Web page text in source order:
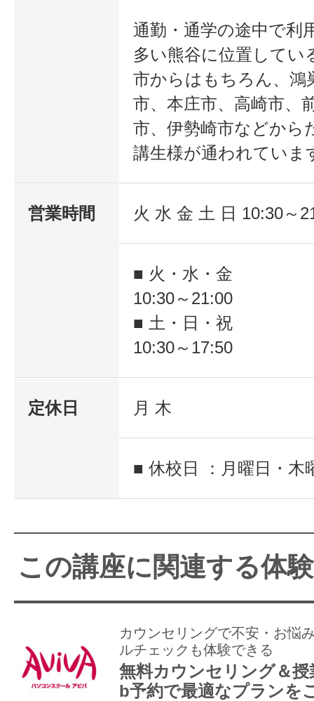
通勤・通学の途中で利
多い熊谷に位置してい
市からはもちろん、鴻
市、本庄市、高崎市、
市、伊勢崎市などから
講生様が通われていま
営業時間 火 水 金 土 日 10:30～
■ 火・水・金
10:30～21:00
■ 土・日・祝
10:30～17:50
定休日 月 木
■ 休校日 ：月曜日・木
この講座に関連する体
カウンセリングで不安・お悩
ルチェックも体験できる
無料カウンセリング＆授
b予約で最適なプランを